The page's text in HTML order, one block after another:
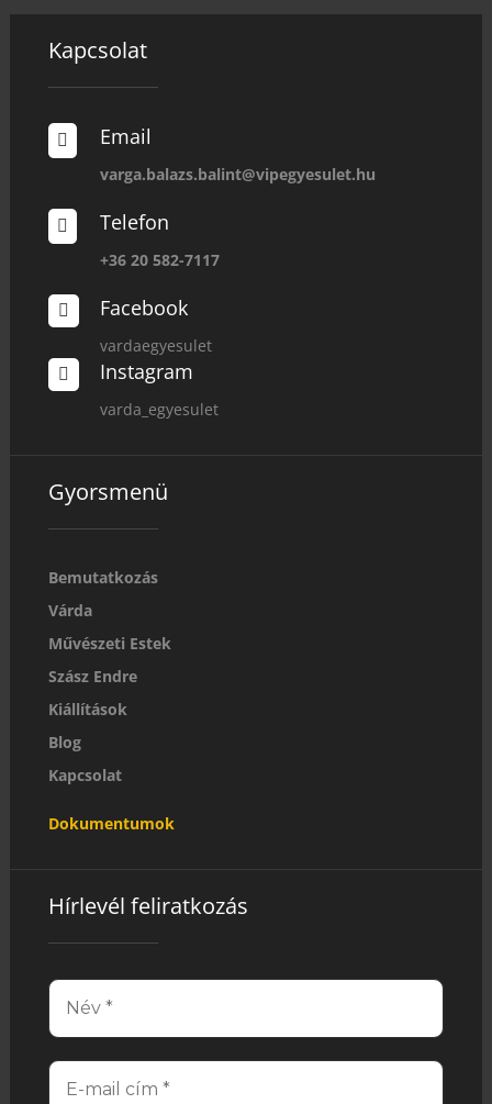
Kapcsolat
 Email
varga.balazs.balint@vipegyesulet.hu
 Telefon
+36 20 582-7117
 Facebook
vardaegyesulet
 Instagram
varda_egyesulet
Gyorsmenü
Bemutatkozás
Várda
Művészeti Estek
Szász Endre
Kiállítások
Blog
Kapcsolat
Dokumentumok
Hírlevél feliratkozás